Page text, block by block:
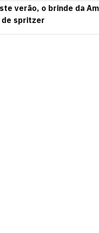
verão, o brinde da
de spritzer